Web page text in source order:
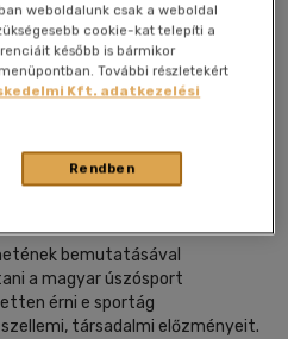
Megosztom
ragasztókötött
bemutatásával
a magyar úszósport
érni e sportág
társadalmi előzményeit.
weboldalunk csak a weboldal
cookie-kat telepíti a
később is bármikor
További részletekért
Kft. adatkezelési
Rendben